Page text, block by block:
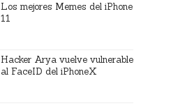
Los mejores Memes del iPhone
11
Hacker Arya vuelve vulnerable
al FaceID del iPhoneX